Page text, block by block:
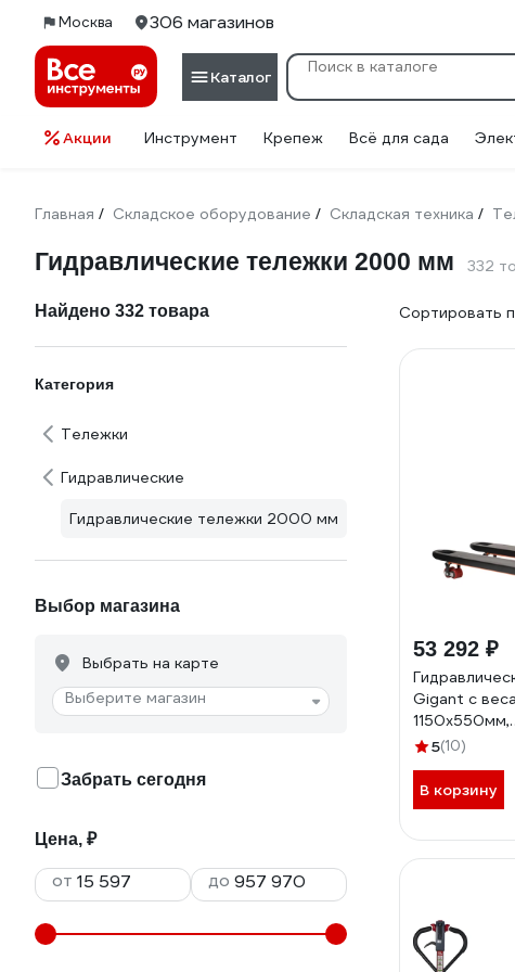
Москва 306 магазинов
Каталог
Акции Инструмент Крепеж Всё для сада
Главная / Складское оборудование / Складская техника /
Гидравлические тележки 2000 мм 332
Найдено 332 товара
Категория
Тележки
Гидравлические
Гидравлические тележки 2000 мм
Выбор магазина
Выбрать на карте
Выберите магазин
Забрать сегодня
Цена, ₽
от до
Сортировать
53 292 ₽
Gigant с
1150x550мм,
5(10)
В корзину